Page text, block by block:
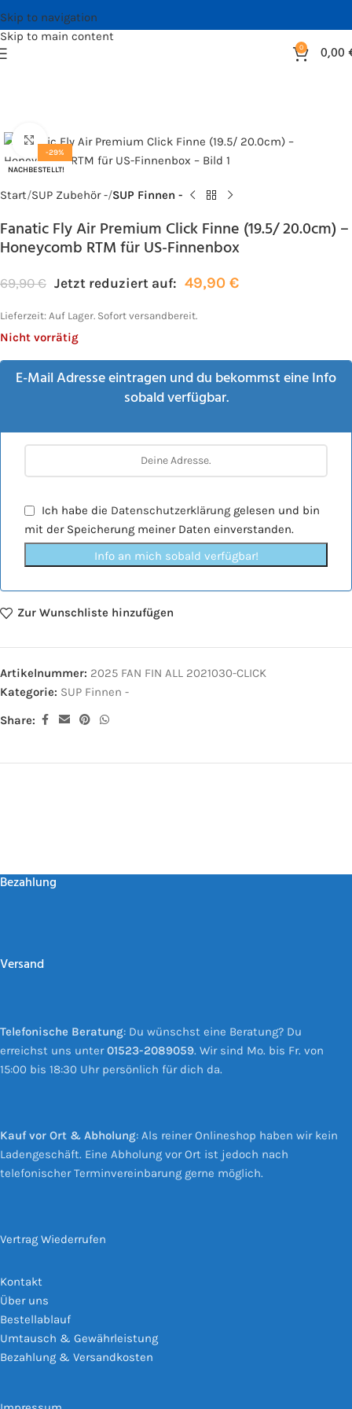
Skip to navigation
Skip to main content
0 0,00
-29%
NACHBESTELLT!
Bild vergrößern
Start SUP Zubehör - SUP Finnen -
Fanatic Fly Air Premium Click Finne (19.5/ 20.0cm) –
Honeycomb RTM für US-Finnenbox
69,90€ Jetzt reduziert auf: 49,90 €
Lieferzeit: Auf Lager. Sofort versandbereit.
Nicht vorrätig
E-Mail Adresse eintragen und du bekommst eine Info
sobald verfügbar.
Ich habe die Datenschutzerklärung gelesen und bin
mit der Speicherung meiner Daten einverstanden.
Info an mich sobald verfügbar!
Zur Wunschliste hinzufügen
Artikelnummer: 2025 FAN FIN ALL 2021030-CLICK
Kategorie: SUP Finnen -
Share:
Bezahlung
Versand
Telefonische Beratung: Du wünschst eine Beratung? Du
erreichst uns unter01523-2089059. Wir sind Mo. bis Fr. von
15:00 bis 18:30 Uhr persönlich für dich da.
Kauf vor Ort & Abholung: Als reiner Onlineshop haben wir kein
Ladengeschäft. Eine Abholung vor Ort ist jedoch nach
telefonischer Terminvereinbarung gerne möglich.
Vertrag Wiederrufen
Kontakt
Über uns
Bestellablauf
Umtausch & Gewährleistung
Bezahlung & Versandkosten